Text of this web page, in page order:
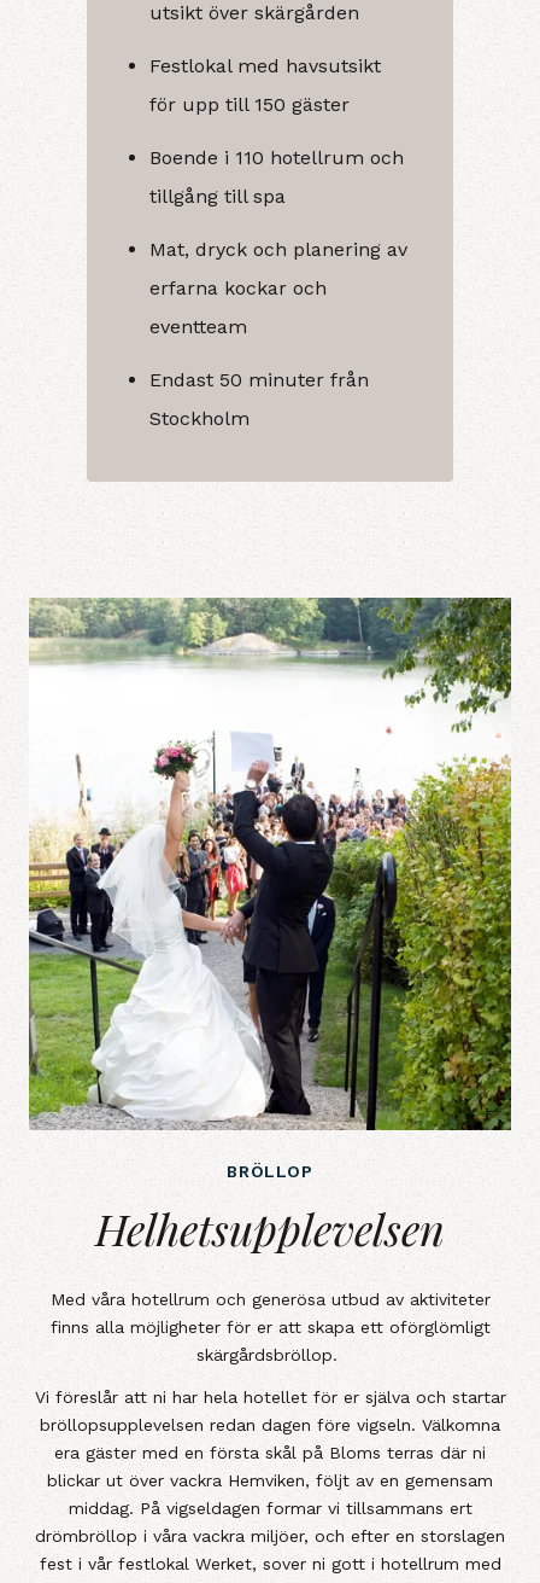
utsikt över skärgården
Festlokal med havsutsikt
för upp till 150 gäster
Boende i 110 hotellrum och
tillgång till spa
Mat, dryck och planering av
erfarna kockar och
eventteam
Endast 50 minuter från
Stockholm
BRÖLLOP
Helhetsupplevelsen
Helhetsupplevelsen
Med våra hotellrum och generösa utbud av aktiviteter
finns alla möjligheter för er att skapa ett oförglömligt
skärgårdsbröllop.
Vi föreslår att ni har hela hotellet för er själva och startar
bröllopsupplevelsen redan dagen före vigseln. Välkomna
era gäster med en första skål på Bloms terras där ni
blickar ut över vackra Hemviken, följt av en gemensam
middag. På vigseldagen formar vi tillsammans ert
drömbröllop i våra vackra miljöer, och efter en storslagen
fest i vår festlokal Werket, sover ni gott i hotellrum med